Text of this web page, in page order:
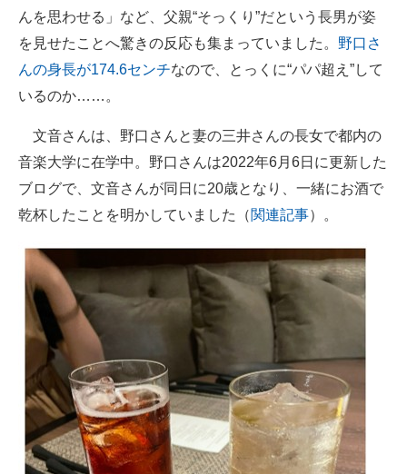
んを思わせる」など、父親“そっくり”だという長男が姿
を見せたことへ驚きの反応も集まっていました。 野口さ
んの身長が174.6センチなので、とっくに“パパ超え”して
いるのか……。
文音さんは、野口さんと妻の三井さんの長女で都内の
音楽大学に在学中。野口さんは2022年6月6日に更新した
ブログで、文音さんが同日に20歳となり、一緒にお酒で
乾杯したことを明かしていました（関連記事）。